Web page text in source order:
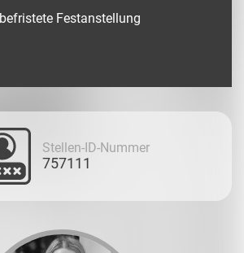
Festanstellung
Stellen-ID-Nummer
757111